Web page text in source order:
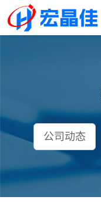
公司动态